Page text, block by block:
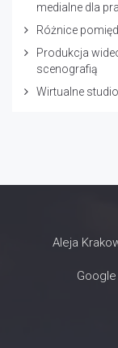
medialne dla
Różnice
Produkcja
scenografią
Wirtualne
Aleja